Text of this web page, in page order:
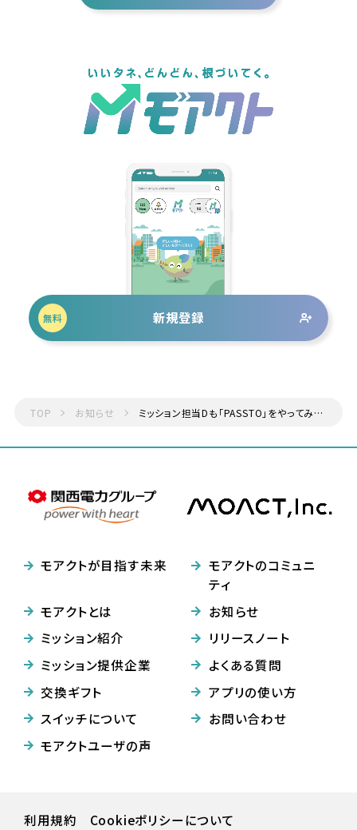
無料 新規登録
TOP お知らせ ミッション担当Dも「PASSTO」をやってみた！不要品を“捨てる”から“つなぐ”へ
モアクトが目指す未来
モアクトとは
ミッション紹介
ミッション提供企業
交換ギフト
スイッチについて
モアクトユーザの声
モアクトのコミュニ
ティ
お知らせ
リリースノート
よくある質問
アプリの使い方
お問い合わせ
利用規約 Cookieポリシーについて